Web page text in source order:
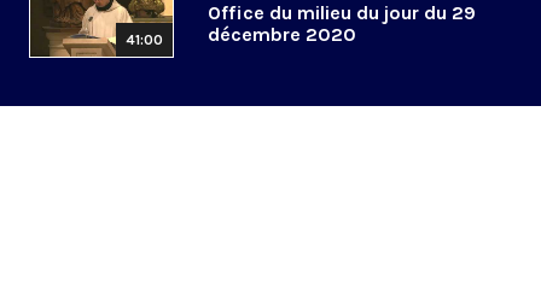
41:00
Office du milieu du jour du 29
décembre 2020